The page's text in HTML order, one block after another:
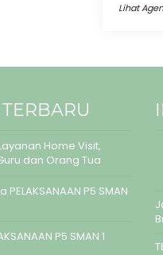
Lihat
Home Visit,
dan Orang Tua
PELAKSANAAN P5 SMAN
P5 SMAN 1